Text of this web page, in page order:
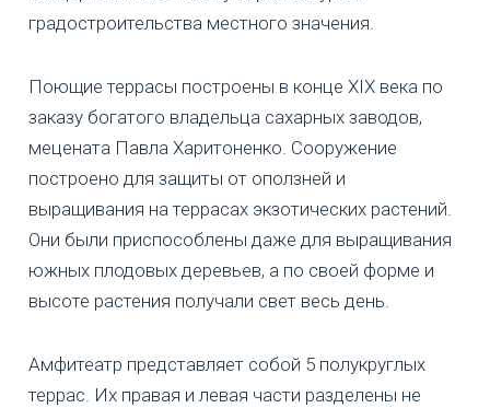
градостроительства местного значения.
Поющие террасы построены в конце XIX века по
заказу богатого владельца сахарных заводов,
мецената Павла Харитоненко. Сооружение
построено для защиты от оползней и
выращивания на террасах экзотических растений.
Они были приспособлены даже для выращивания
южных плодовых деревьев, а по своей форме и
высоте растения получали свет весь день.
Амфитеатр представляет собой 5 полукруглых
террас. Их правая и левая части разделены не